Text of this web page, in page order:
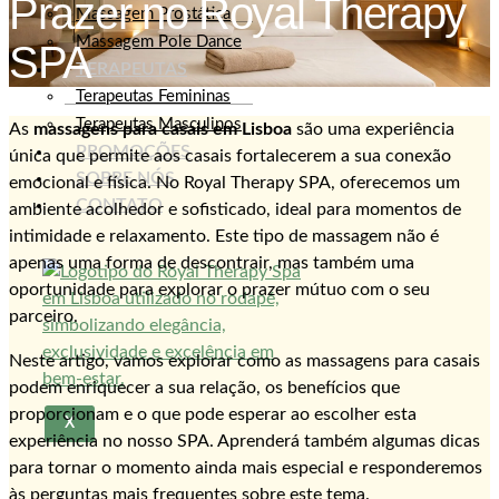
Massagem Prostática
Massagem Pole Dance
TERAPEUTAS
Terapeutas Femininas
Terapeutas Masculinos
PROMOÇÕES
SOBRE NÓS
CONTATO
X
Prazer no Royal Therapy
SPA
As massagens para casais em Lisboa são uma experiência
única que permite aos casais fortalecerem a sua conexão
emocional e física. No Royal Therapy SPA, oferecemos um
ambiente acolhedor e sofisticado, ideal para momentos de
intimidade e relaxamento. Este tipo de massagem não é
apenas uma forma de descontrair, mas também uma
oportunidade para explorar o prazer mútuo com o seu
parceiro.
Neste artigo, vamos explorar como as massagens para casais
podem enriquecer a sua relação, os benefícios que
proporcionam e o que pode esperar ao escolher esta
experiência no nosso SPA. Aprenderá também algumas dicas
para tornar o momento ainda mais especial e responderemos
às perguntas mais frequentes sobre este tema.